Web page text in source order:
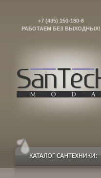
+7 (495) 150-180-6
РАБОТАЕМ БЕЗ ВЫХОДНЫХ!